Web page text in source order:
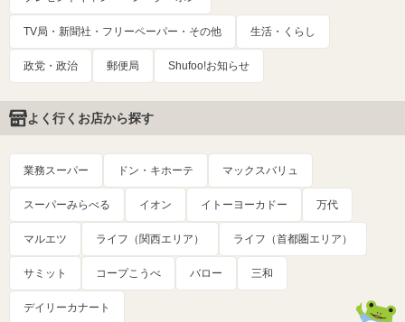
TV局・新聞社・フリーペーパー・その他 生活・くらし
政党・政治 郵便局 Shufoo!お知らせ
よく行くお店から探す
業務スーパー ドン・キホーテ マックスバリュ
スーパーみらべる イオン イトーヨーカドー 万代
マルエツ ライフ（関西エリア） ライフ（首都圏エリア）
サミット コープこうべ バロー 三和
デイリーカナート